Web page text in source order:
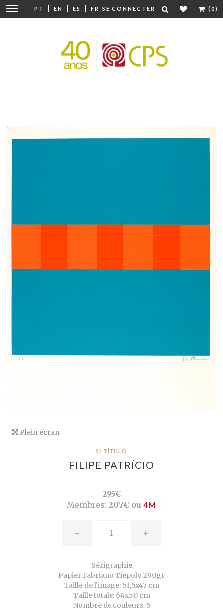
PT | EN | ES | FR SE CONNECTER (0)
Modifier
la
Plein écran
S/ TÍTULO
FILIPE PATRÍCIO
295€
Membres: 207€ ou 4M
- +
Sérigraphie
Papier Fabriano Tiepolo 290gr
Taille de l'image: 51,5x47 cm
Taille totale: 64x50 cm
Nombre de couleurs: 5